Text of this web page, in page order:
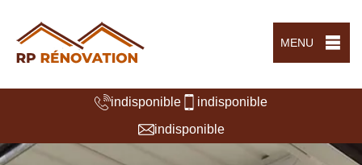
MENU
indisponible
indisponible
indisponible